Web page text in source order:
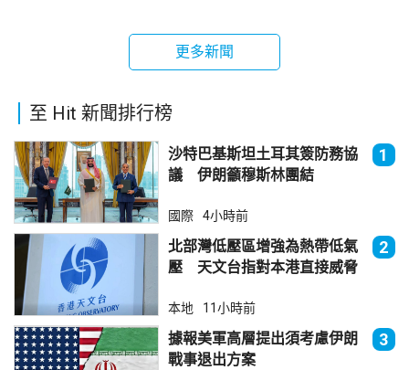
更多新聞
至 Hit 新聞排行榜
沙特巴基斯坦土耳其簽防務協
議 伊朗籲穆斯林團結
1
國際 4小時前
北部灣低壓區增強為熱帶低氣
壓 天文台指對本港直接威脅
2
本地 11小時前
據報美軍高層提出須考慮伊朗
戰事退出方案
3